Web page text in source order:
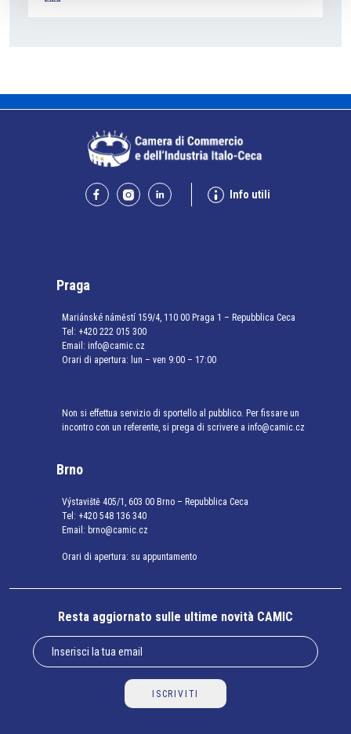
Info utili
Praga
Mariánské náměstí 159/4, 110 00 Praga 1 – Repubblica Ceca
Tel: +420 222 015 300
Email: info@camic.cz
Orari di apertura: lun – ven 9:00 – 17:00
Non si effettua servizio di sportello al pubblico. Per fissare un
incontro con un referente, si prega di scrivere a info@camic.cz
Brno
Výstaviště 405/1, 603 00 Brno – Repubblica Ceca
Tel: +420 548 136 340
Email: brno@camic.cz
Orari di apertura: su appuntamento
Resta aggiornato sulle ultime novità CAMIC
ISCRIVITI